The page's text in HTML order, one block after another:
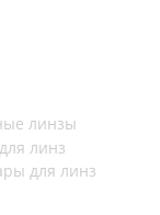
линзы
линз
для линз